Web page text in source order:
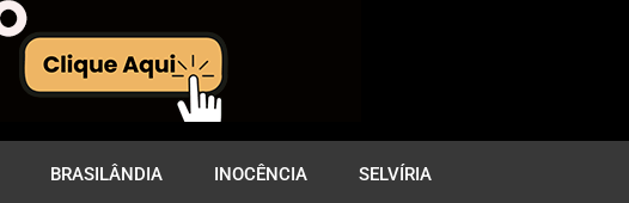
BRASILÂNDIA INOCÊNCIA SELVÍRIA